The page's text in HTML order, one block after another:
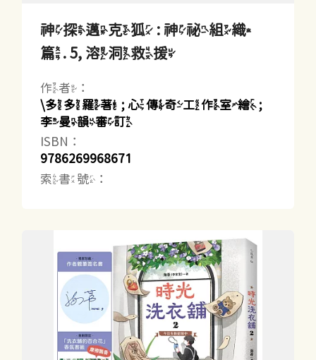
神探邁克狐 : 神祕組織
篇. 5, 溶洞救援
作者：
\多多羅著 ; 心傳奇工作室繪 ;
李曼韻審訂
ISBN：
9786269968671
索書號：